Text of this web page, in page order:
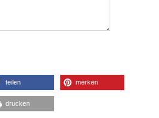
teilen merken
drucken